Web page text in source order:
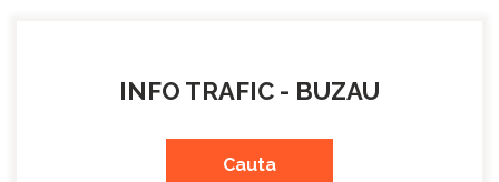
INFO TRAFIC - BUZAU
Cauta